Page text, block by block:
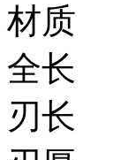
材质
全长
刃长